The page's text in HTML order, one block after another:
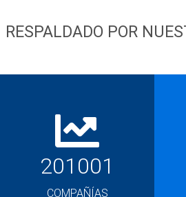
RESPALDADO POR
201001
COMPAÑÍAS